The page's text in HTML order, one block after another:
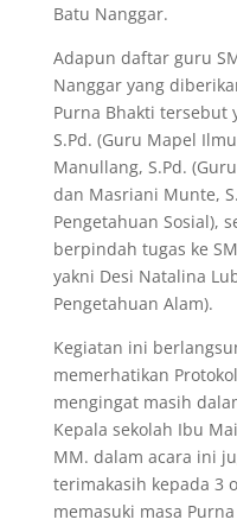
Batu Nanggar.
Adapun daftar guru
Nanggar yang
Purna Bhakti tersebut
S.Pd. (Guru Mapel
Manullang, S.Pd.
dan Masriani Munte,
Pengetahuan Sosial),
berpindah tugas ke
yakni Desi Natalina
Pengetahuan Alam).
Kegiatan ini
memerhatikan
mengingat masih
Kepala sekolah Ibu
MM. dalam acara ini
terimakasih kepada 3
memasuki masa